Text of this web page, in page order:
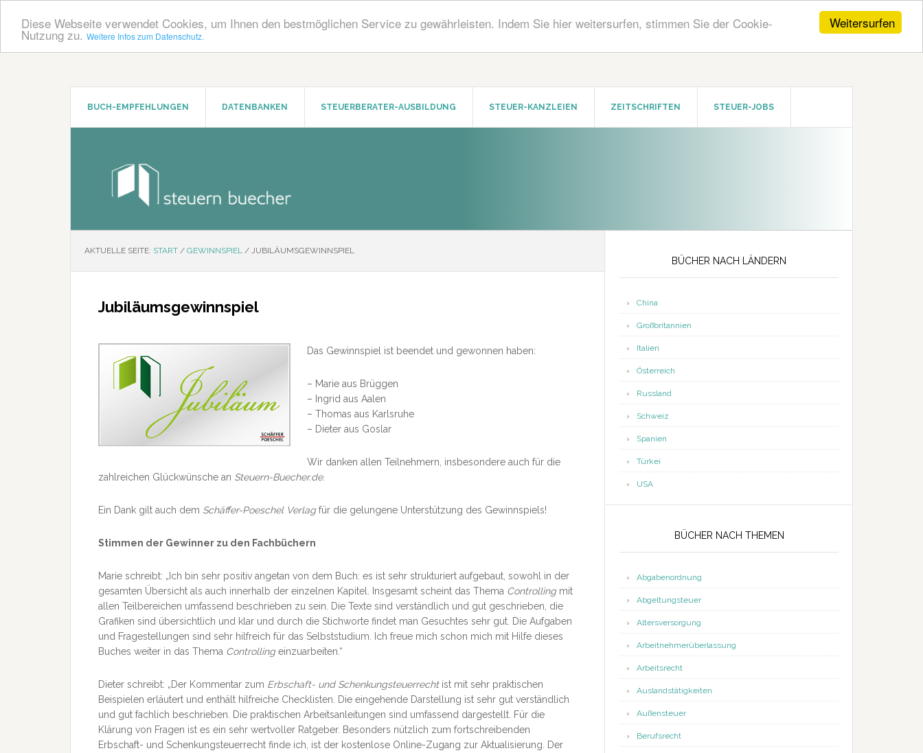
Weitersurfen
Diese Webseite verwendet Cookies, um Ihnen den bestmöglichen Service zu gewährleisten. Indem Sie hier weitersurfen, stimmen Sie der Cookie-
Nutzung zu. Weitere Infos zum Datenschutz.
Zum
Zur
BUCH-EMPFEHLUNGEN DATENBANKEN STEUERBERATER-AUSBILDUNG STEUER-KANZLEIEN ZEITSCHRIFTEN STEUER-JOBS
AKTUELLE SEITE: START / GEWINNSPIEL / JUBILÄUMSGEWINNSPIEL
Jubiläumsgewinnspiel
Das Gewinnspiel ist beendet und gewonnen haben:
– Marie aus Brüggen
– Ingrid aus Aalen
– Thomas aus Karlsruhe
– Dieter aus Goslar
Wir danken allen Teilnehmern, insbesondere auch für die
zahlreichen Glückwünsche an Steuern-Buecher.de.
Ein Dank gilt auch dem Schäffer-Poeschel Verlagfür die gelungene Unterstützung des Gewinnspiels!
Stimmen der Gewinner zu den Fachbüchern
Marie schreibt: „Ich bin sehr positiv angetan von dem Buch: es ist sehr strukturiert aufgebaut, sowohl in der
gesamten Übersicht als auch innerhalb der einzelnen Kapitel. Insgesamt scheint das Thema Controllingmit
allen Teilbereichen umfassend beschrieben zu sein. Die Texte sind verständlich und gut geschrieben, die
Grafiken sind übersichtlich und klar und durch die Stichworte findet man Gesuchtes sehr gut. Die Aufgaben
und Fragestellungen sind sehr hilfreich für das Selbststudium. Ich freue mich schon mich mit Hilfe dieses
Buches weiter in das Thema Controllingeinzuarbeiten.“
Dieter schreibt: „Der Kommentar zum Erbschaft- und Schenkungsteuerrechtist mit sehr praktischen
Beispielen erläutert und enthält hilfreiche Checklisten. Die eingehende Darstellung ist sehr gut verständlich
und gut fachlich beschrieben. Die praktischen Arbeitsanleitungen sind umfassend dargestellt. Für die
Klärung von Fragen ist es ein sehr wertvoller Ratgeber. Besonders nützlich zum fortschreibenden
Erbschaft- und Schenkungsteuerrecht finde ich, ist der kostenlose Online-Zugang zur Aktualisierung. Der
BÜCHER NACH LÄNDERN
China
Großbritannien
Italien
Österreich
Russland
Schweiz
Spanien
Türkei
USA
BÜCHER NACH THEMEN
Abgabenordnung
Abgeltungsteuer
Altersversorgung
Arbeitnehmerüberlassung
Arbeitsrecht
Auslandstätigkeiten
Außensteuer
Berufsrecht